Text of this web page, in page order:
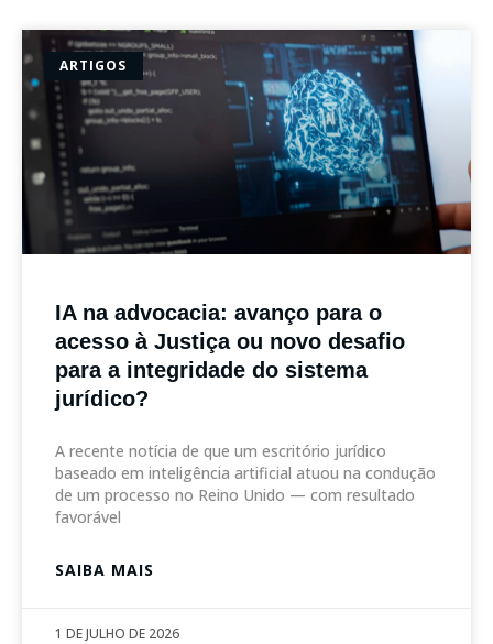
ARTIGOS
IA na advocacia: avanço para o
acesso à Justiça ou novo desafio
para a integridade do sistema
jurídico?
A recente notícia de que um escritório jurídico
baseado em inteligência artificial atuou na condução
de um processo no Reino Unido — com resultado
favorável
SAIBA MAIS
1 DE JULHO DE 2026